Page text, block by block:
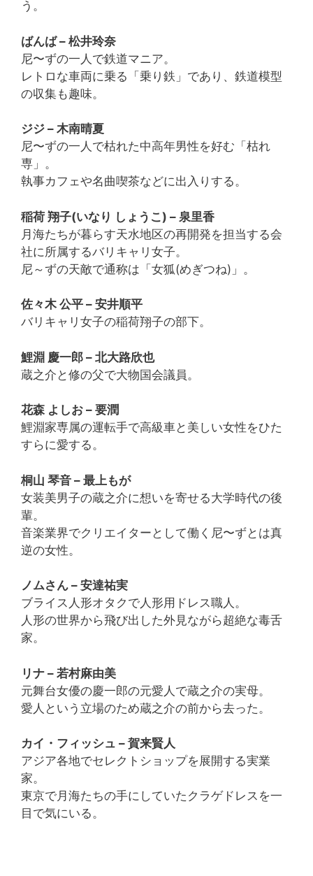
う。
ばんば – 松井玲奈
尼〜ずの一人で鉄道マニア。
レトロな車両に乗る「乗り鉄」であり、鉄道模型
の収集も趣味。
ジジ – 木南晴夏
尼〜ずの一人で枯れた中高年男性を好む「枯れ
専」。
執事カフェや名曲喫茶などに出入りする。
稲荷 翔子(いなり しょうこ) – 泉里香
月海たちが暮らす天水地区の再開発を担当する会
社に所属するバリキャリ女子。
尼～ずの天敵で通称は「女狐(めぎつね)」。
佐々木 公平 – 安井順平
バリキャリ女子の稲荷翔子の部下。
鯉淵 慶一郎 – 北大路欣也
蔵之介と修の父で大物国会議員。
花森 よしお – 要潤
鯉淵家専属の運転手で高級車と美しい女性をひた
すらに愛する。
桐山 琴音 – 最上もが
女装美男子の蔵之介に想いを寄せる大学時代の後
輩。
音楽業界でクリエイターとして働く尼〜ずとは真
逆の女性。
ノムさん – 安達祐実
ブライス人形オタクで人形用ドレス職人。
人形の世界から飛び出した外見ながら超絶な毒舌
家。
リナ – 若村麻由美
元舞台女優の慶一郎の元愛人で蔵之介の実母。
愛人という立場のため蔵之介の前から去った。
カイ・フィッシュ – 賀来賢人
アジア各地でセレクトショップを展開する実業
家。
東京で月海たちの手にしていたクラゲドレスを一
目で気にいる。